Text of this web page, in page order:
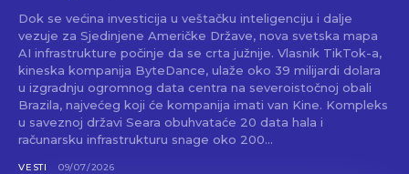
Dok se većina investicija u veštačku inteligenciju i dalje
vezuje za Sjedinjene Američke Države, nova svetska mapa
AI infrastrukture počinje da se crta južnije. Vlasnik TikTok-a,
kineska kompanija ByteDance, ulaže oko 39 milijardi dolara
u izgradnju ogromnog data centra na severoistočnoj obali
Brazila, najvećeg koji će kompanija imati van Kine. Kompleks
u saveznoj državi Seara obuhvataće 20 data hala i
računarsku infrastrukturu snage oko 200...
VESTI 09/07/2026